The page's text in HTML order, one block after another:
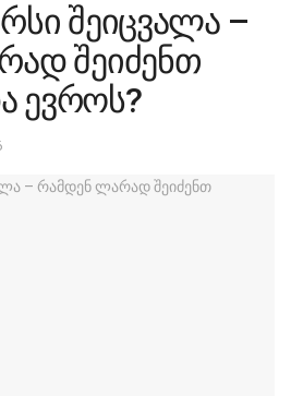
შეიცვალა –
შეიძენთ
ევროს?